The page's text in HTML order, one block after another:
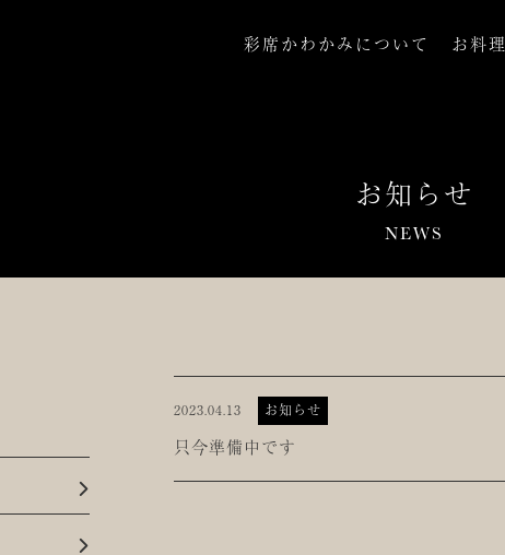
彩席かわかみについて お料理
お知らせ
NEWS
2023.04.13 お知らせ
只今準備中です